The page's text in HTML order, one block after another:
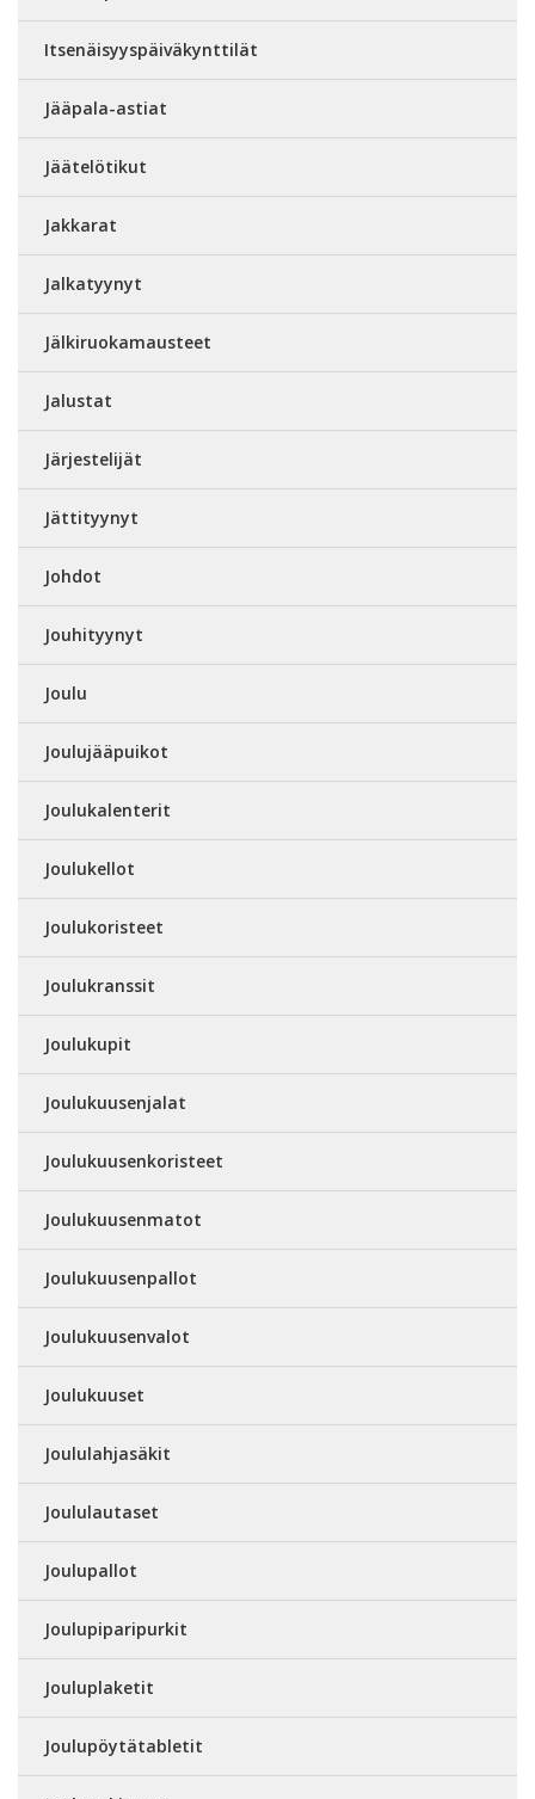
Itsenäisyyspäiväkynttilät
Jääpala-astiat
Jäätelötikut
Jakkarat
Jalkatyynyt
Jälkiruokamausteet
Jalustat
Järjestelijät
Jättityynyt
Johdot
Jouhityynyt
Joulu
Joulujääpuikot
Joulukalenterit
Joulukellot
Joulukoristeet
Joulukranssit
Joulukupit
Joulukuusenjalat
Joulukuusenkoristeet
Joulukuusenmatot
Joulukuusenpallot
Joulukuusenvalot
Joulukuuset
Joululahjasäkit
Joululautaset
Joulupallot
Joulupiparipurkit
Jouluplaketit
Joulupöytätabletit